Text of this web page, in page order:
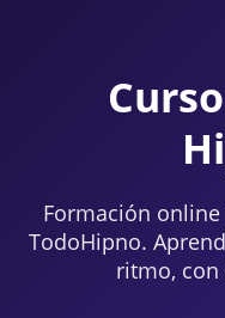
Formación
TodoHipno.
ritmo, con